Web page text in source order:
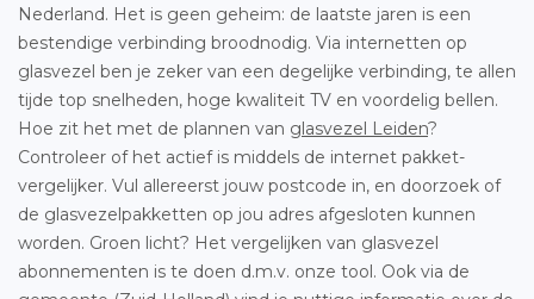
Nederland. Het is geen geheim: de laatste jaren is een
bestendige verbinding broodnodig. Via internetten op
glasvezel ben je zeker van een degelijke verbinding, te allen
tijde top snelheden, hoge kwaliteit TV en voordelig bellen.
Hoe zit het met de plannen van glasvezel Leiden?
Controleer of het actief is middels de internet pakket-
vergelijker. Vul allereerst jouw postcode in, en doorzoek of
de glasvezelpakketten op jou adres afgesloten kunnen
worden. Groen licht? Het vergelijken van glasvezel
abonnementen is te doen d.m.v. onze tool. Ook via de